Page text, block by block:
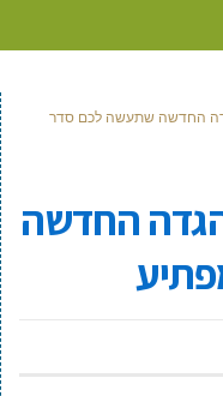
החדשה שתעשה לכם סדר
החדשה